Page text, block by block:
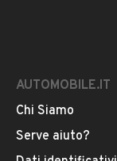
AUTOMOBILE.IT
Chi Siamo
Serve aiuto?